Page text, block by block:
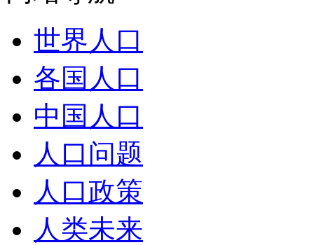
世界人口
各国人口
中国人口
人口问题
人口政策
人类未来